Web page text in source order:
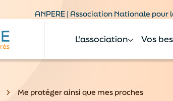
ANPERE | Association Nationale
L'association Vos
Me protéger ainsi que mes proches